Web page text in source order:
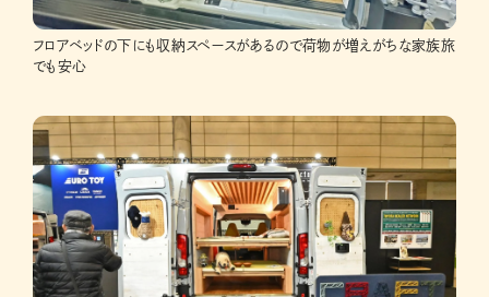
フロアベッドの下にも収納スペースがあるので荷物が増えがちな家族旅
でも安心